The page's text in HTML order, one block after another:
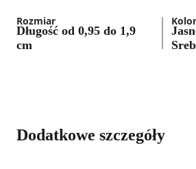
Rozmiar
Długość od 0,95 do 1,9
cm
Kolor
Dodatkowe szczegóły